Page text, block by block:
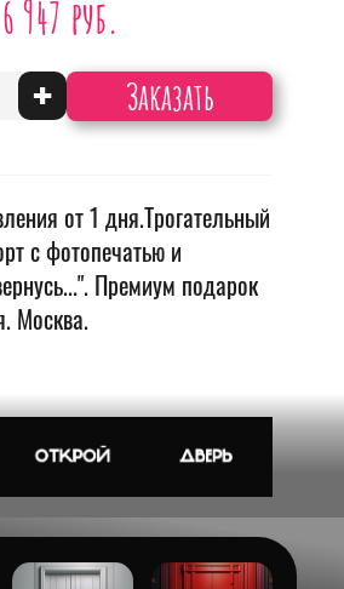
6 947 руб.
Заказать
+
от 1 дня.Трогательный
с фотопечатью и
Премиум подарок
Москва.